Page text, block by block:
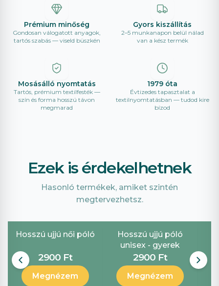
Prémium minőség
Gondosan válogatott anyagok,
tartós szabás — viseld büszkén
Gyors kiszállítás
2–5 munkanapon belül nálad
van a kész termék
Mosásálló nyomtatás
Tartós, prémium textilfesték —
szín és forma hosszú távon
megmarad
1979 óta
Évtizedes tapasztalat a
textilnyomtatásban — tudod kire
bízod
Ezek is érdekelhetnek
Hasonló termékek, amiket szintén
megtervezhetsz.
Hosszú ujjú női póló
2900 Ft
Megnézem
Hosszú ujjú póló
unisex - gyerek
2900 Ft
Megnézem